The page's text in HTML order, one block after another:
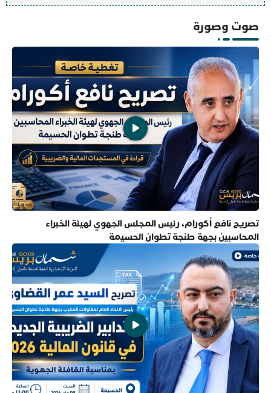
صوت وصورة
تصريح نافع أكورام، رئيس المجلس الجهوي لهيئة الخبراء
المحاسبين بجهة طنجة تطوان الحسيمة